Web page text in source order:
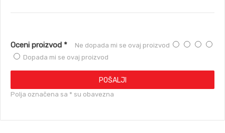
Oceni proizvod * Ne dopada mi se ovaj proizvod
Dopada mi se ovaj proizvod
POŠALJI
Polja označena sa * su obavezna